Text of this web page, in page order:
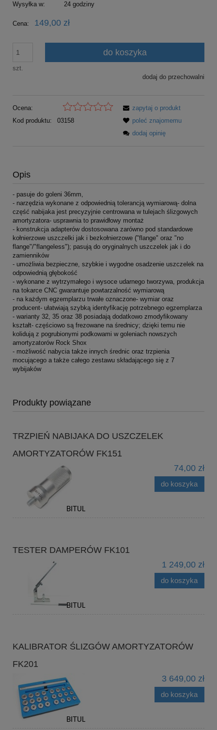
Wysyłka w:
24 godziny
Cena: 149,00 zł
szt.
do koszyka
dodaj do przechowalni
Ocena:
Kod produktu:
03158
zapytaj o produkt
poleć znajomemu
dodaj opinię
Opis
- pasuje do goleni 36mm,
- narzędzia wykonane z odpowiednią tolerancją wymiarową- dolna
część nabijaka jest precyzyjnie centrowana w tulejach ślizgowych
amortyzatora- usprawnia to prawidłowy montaż
- konstrukcja adapterów dostosowana zarówno pod standardowe
kołnierzowe uszczelki jak i bezkołnierzowe ("flange" oraz "no
flange"/"flangeless"); pasują do oryginalnych uszczelek jak i do
zamienników
- umożliwia bezpieczne, szybkie i wygodne osadzenie uszczelek na
odpowiednią głębokość
- wykonane z wytrzymałego i wysoce udarnego tworzywa, produkcja
na tokarce CNC gwarantuje powtarzalność wymiarową
- na każdym egzemplarzu trwałe oznaczone- wymiar oraz
producent- ułatwiają szybką identyfikację potrzebnego egzemplarza
- warianty 32, 35 oraz 38 posiadają dodatkowo zmodyfikowany
kształt- częściowo są frezowane na średnicy; dzięki temu nie
kolidują z pogrubionymi podkowami w goleniach nowszych
amortyzatorów Rock Shox
- możliwość nabycia także innych średnic oraz trzpienia
mocującego a także całego zestawu składającego się z 7
wybijaków
Produkty powiązane
TRZPIEŃ NABIJAKA DO USZCZELEK
AMORTYZATORÓW FK151
74,00 zł
do koszyka
TESTER DAMPERÓW FK101
1 249,00 zł
do koszyka
KALIBRATOR ŚLIZGÓW AMORTYZATORÓW
FK201
3 649,00 zł
do koszyka